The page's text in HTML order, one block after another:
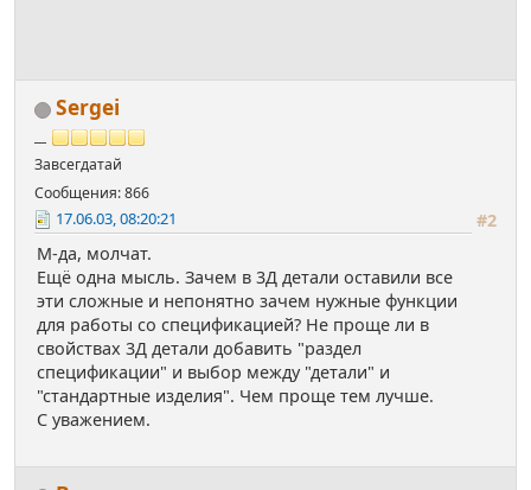
Sergei
Завсегдатай
Сообщения: 866
#2
17.06.03, 08:20:21
М-да, молчат.
Ещё одна мысль. Зачем в 3Д детали оставили все
эти сложные и непонятно зачем нужные функции
для работы со спецификацией? Не проще ли в
свойствах 3Д детали добавить "раздел
спецификации" и выбор между "детали" и
"стандартные изделия". Чем проще тем лучше.
С уважением.